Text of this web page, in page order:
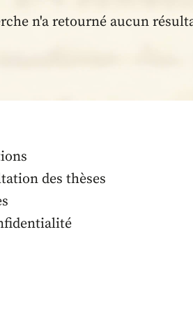
n'a retourné aucun
des thèses